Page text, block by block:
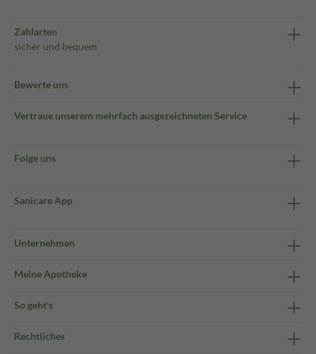
Zahlarten
sicher und bequem
Bewerte uns
Vertraue unserem mehrfach ausgezeichneten Service
Folge uns
Sanicare App
Unternehmen
Meine Apotheke
So geht's
Rechtliches